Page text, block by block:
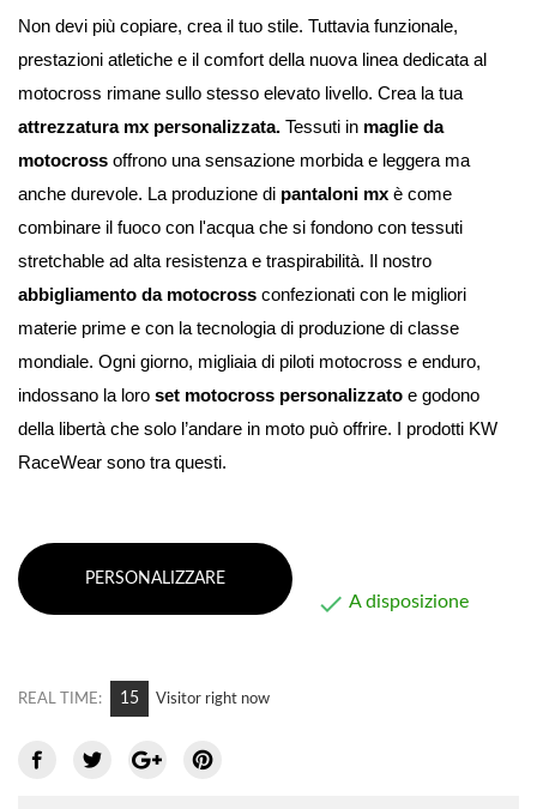
Non devi più copiare, crea il tuo stile. Tuttavia funzionale,
prestazioni atletiche e il comfort della nuova linea dedicata al
motocross rimane sullo stesso elevato livello. Crea la tua
attrezzatura mx personalizzata. Tessuti in maglie da
motocross offrono una sensazione morbida e leggera ma
anche durevole. La produzione di pantaloni mx è come
combinare il fuoco con l'acqua che si fondono con tessuti
stretchable ad alta resistenza e traspirabilità.
abbigliamento da motocross confezionati con le migliori
materie prime e con la tecnologia di produzione di classe
mondiale. Ogni giorno, migliaia di piloti motocross e enduro,
indossano la loro set motocross personalizzato e godono
della libertà che solo l’andare in moto può offrire. I prodotti KW
RaceWear sono tra questi.
PERSONALIZZARE
 A disposizione
REAL TIME: 9 Visitor right now